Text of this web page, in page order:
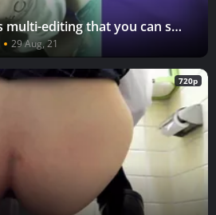
28104093 Happiness multi-editing that you can see the whole body of the beautiful woman and the inside of the toilet at the same time All 9 people
29 Aug, 21
720p